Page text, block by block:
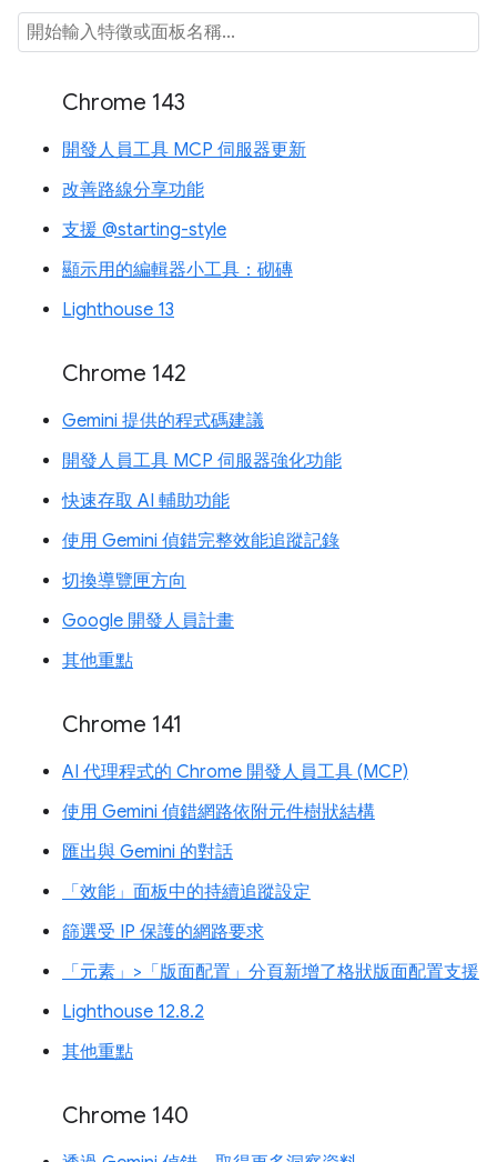
Chrome 143
開發人員工具 MCP 伺服器更新
改善路線分享功能
支援 @starting-style
顯示用的編輯器小工具：砌磚
Lighthouse 13
Chrome 142
Gemini 提供的程式碼建議
開發人員工具 MCP 伺服器強化功能
快速存取 AI 輔助功能
使用 Gemini 偵錯完整效能追蹤記錄
切換導覽匣方向
Google 開發人員計畫
其他重點
Chrome 141
AI 代理程式的 Chrome 開發人員工具 (MCP)
使用 Gemini 偵錯網路依附元件樹狀結構
匯出與 Gemini 的對話
「效能」面板中的持續追蹤設定
篩選受 IP 保護的網路要求
「元素」>「版面配置」分頁新增了格狀版面配置支援
Lighthouse 12.8.2
其他重點
Chrome 140